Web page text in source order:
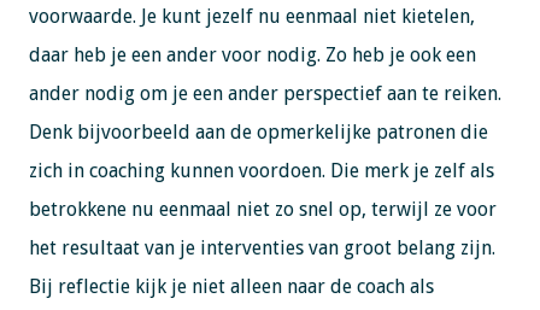
voorwaarde. Je kunt jezelf nu eenmaal niet kietelen,
daar heb je een ander voor nodig. Zo heb je ook een
ander nodig om je een ander perspectief aan te reiken.
Denk bijvoorbeeld aan de opmerkelijke patronen die
zich in coaching kunnen voordoen. Die merk je zelf als
betrokkene nu eenmaal niet zo snel op, terwijl ze voor
het resultaat van je interventies van groot belang zijn.
Bij reflectie kijk je niet alleen naar de coach als